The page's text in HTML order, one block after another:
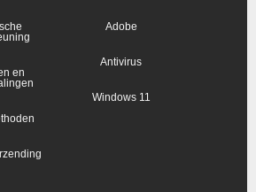
en
Adobe
Antivirus
Windows 11